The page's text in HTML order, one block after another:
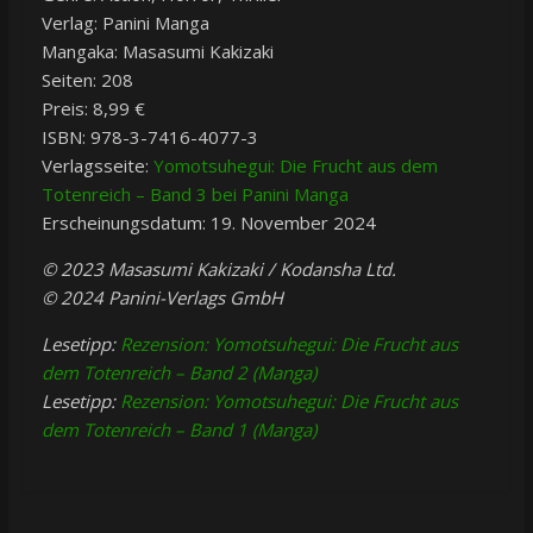
Verlag: Panini Manga
Mangaka: Masasumi Kakizaki
Seiten: 208
Preis: 8,99 €
ISBN: 978-3-7416-4077-3
Verlagsseite: Yomotsuhegui: Die Frucht aus dem
Totenreich – Band 3 bei Panini Manga
Erscheinungsdatum: 19. November 2024
© 2023 Masasumi Kakizaki / Kodansha Ltd.
© 2024 Panini-Verlags GmbH
Lesetipp: Rezension: Yomotsuhegui: Die Frucht aus
dem Totenreich – Band 2 (Manga)
Lesetipp: Rezension: Yomotsuhegui: Die Frucht aus
dem Totenreich – Band 1 (Manga)